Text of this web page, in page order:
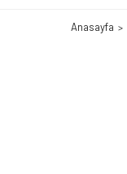
Anasayfa